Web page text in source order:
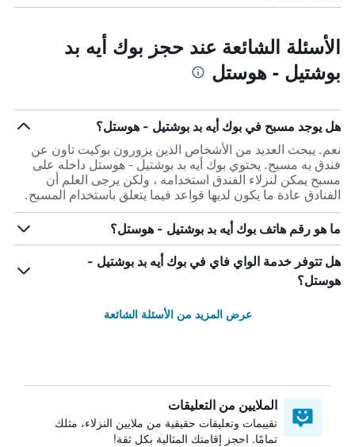
الأسئلة الشائعة عند حجز بوك أيه بد
بوشتيل - هوستل
هل يوجد مسبح في بوك أيه بد بوشتيل - هوستل؟
نعم. يبحث العديد من الأشخاص الذين يزورون بوكيت تاون عن
فندق به مسبح. يحتوي بوك أيه بد بوشتيل - هوستل داخله على
مسبح يمكن لنزلاء الفندق استخدامه ، ولكن يرجى العلم أن
الفنادق عادة ما يكون لديها قواعد فيما يتعلق باستخدام المسبح.
ما هو رقم هاتف بوك أيه بد بوشتيل - هوستل؟
هل تتوفر خدمة الواي فاي في بوك أيه بد بوشتيل -
هوستل؟
عرض المزيد من الأسئلة الشائعة
الملايين من التعليقات
تقييمات وتعليقات حقيقية من ملايين النزلاء، مثلك
تمامًا. احجز إقامتك المثالية بكل ثقة!